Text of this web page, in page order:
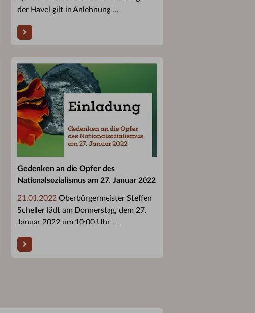
der Havel gilt in Anlehnung ...
Gedenken an die Opfer des
Nationalsozialismus am 27. Januar 2022
21.01.2022 Oberbürgermeister Steffen
Scheller lädt am Donnerstag, dem 27.
Januar 2022 um 10:00 Uhr ...